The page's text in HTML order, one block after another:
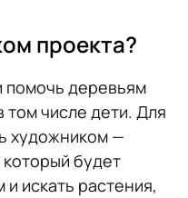
проекта?
помочь деревьям
числе дети. Для
художником —
будет
искать растения,